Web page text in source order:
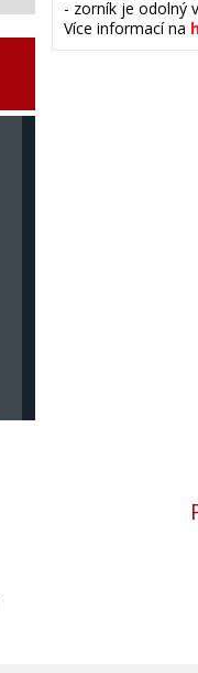
- zorník je odolný
Více informací na